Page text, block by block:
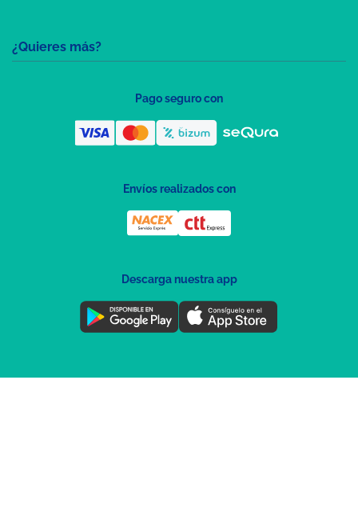
¿Quieres más?
Pago seguro con
Envíos realizados con
Descarga nuestra app